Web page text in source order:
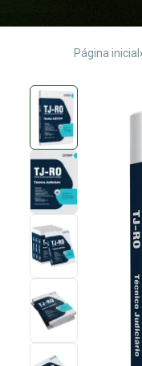
Página inicial